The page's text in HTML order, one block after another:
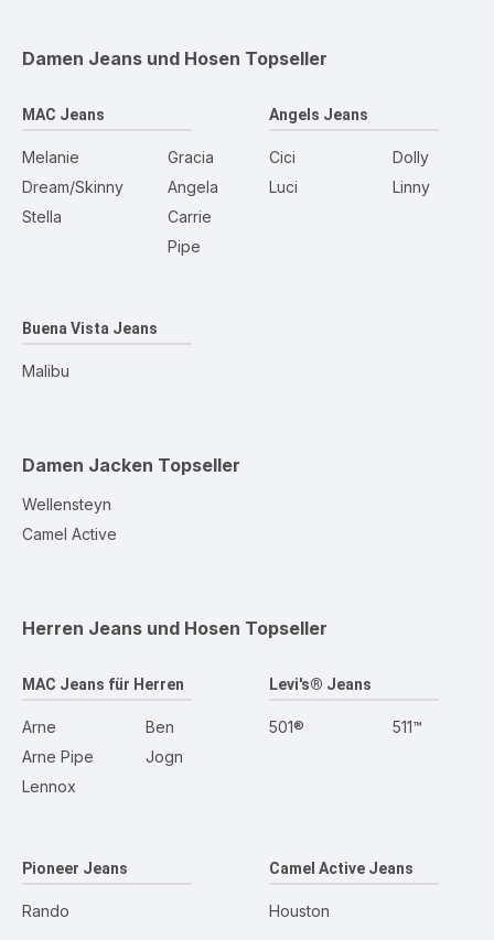
Damen Jeans und Hosen Topseller
MAC Jeans
Melanie
Dream/Skinny
Stella
Gracia
Angela
Carrie
Pipe
Angels Jeans
Cici
Luci
Dolly
Linny
Buena Vista Jeans
Malibu
Damen Jacken Topseller
Wellensteyn
Camel Active
Herren Jeans und Hosen Topseller
MAC Jeans für Herren
Arne
Arne Pipe
Lennox
Ben
Jogn
Levi's® Jeans
501® 511™
Pioneer Jeans
Rando
Camel Active Jeans
Houston